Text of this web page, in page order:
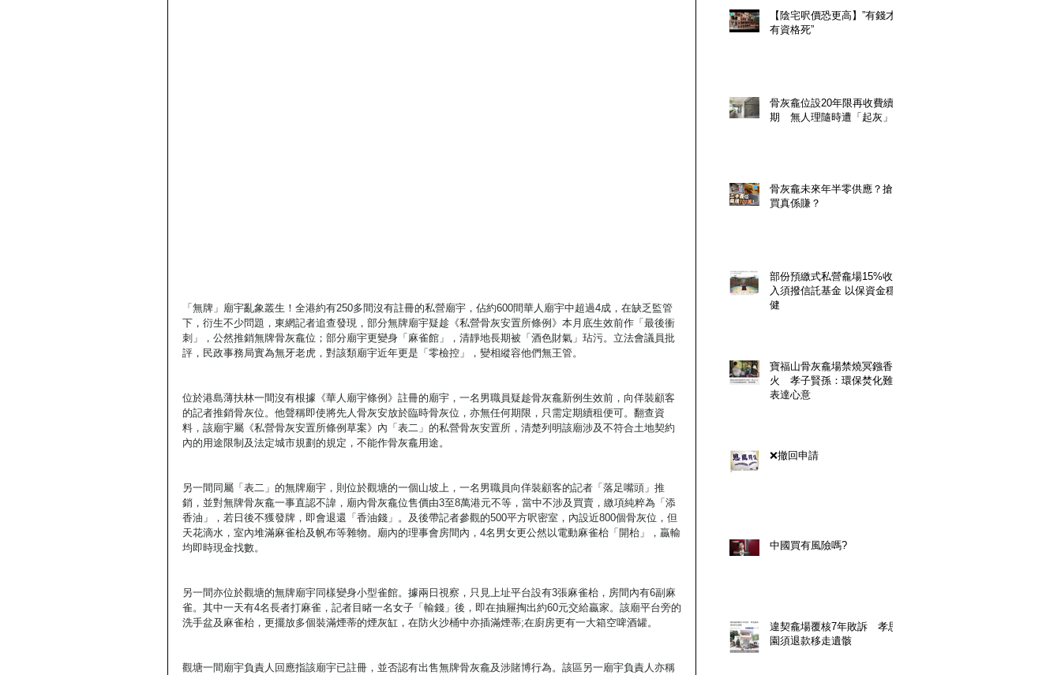
「無牌」廟宇亂象叢生！全港約有250多間沒有註冊的私營廟宇，佔約600間華人廟宇中超過4成，在缺乏監管
下，衍生不少問題，東網記者追查發現，部分無牌廟宇疑趁《私營骨灰安置所條例》本月底生效前作「最後衝
刺」，公然推銷無牌骨灰龕位；部分廟宇更變身「麻雀館」，清靜地長期被「酒色財氣」玷污。立法會議員批
評，民政事務局實為無牙老虎，對該類廟宇近年更是「零檢控」，變相縱容他們無王管。
位於港島薄扶林一間沒有根據《華人廟宇條例》註冊的廟宇，一名男職員疑趁骨灰龕新例生效前，向佯裝顧客
的記者推銷骨灰位。他聲稱即使將先人骨灰安放於臨時骨灰位，亦無任何期限，只需定期續租便可。翻查資
料，該廟宇屬《私營骨灰安置所條例草案》內「表二」的私營骨灰安置所，清楚列明該廟涉及不符合土地契約
內的用途限制及法定城市規劃的規定，不能作骨灰龕用途。
另一間同屬「表二」的無牌廟宇，則位於觀塘的一個山坡上，一名男職員向佯裝顧客的記者「落足嘴頭」推
銷，並對無牌骨灰龕一事直認不諱，廟內骨灰龕位售價由3至8萬港元不等，當中不涉及買賣，繳項純粹為「添
香油」，若日後不獲發牌，即會退還「香油錢」。及後帶記者參觀的500平方呎密室，內設近800個骨灰位，但
天花滴水，室內堆滿麻雀枱及帆布等雜物。廟內的理事會房間內，4名男女更公然以電動麻雀枱「開枱」，贏輸
均即時現金找數。
另一間亦位於觀塘的無牌廟宇同樣變身小型雀館。據兩日視察，只見上址平台設有3張麻雀枱，房間內有6副麻
雀。其中一天有4名長者打麻雀，記者目睹一名女子「輸錢」後，即在抽屜掏出約60元交給贏家。該廟平台旁的
洗手盆及麻雀枱，更擺放多個裝滿煙蒂的煙灰缸，在防火沙桶中亦插滿煙蒂;在廚房更有一大箱空啤酒罐。
觀塘一間廟宇負責人回應指該廟宇已註冊，並否認有出售無牌骨灰龕及涉賭博行為。該區另一廟宇負責人亦稱
【陰宅呎價恐更高】”有錢才
有資格死”
骨灰龕位設20年限再收費續
期 無人理隨時遭「起灰」
骨灰龕未來年半零供應？搶
買真係賺？
部份預繳式私營龕場15%收
入須撥信託基金 以保資金穩
健
寶福山骨灰龕場禁燒冥鏹香
火 孝子賢孫：環保焚化難
表達心意
❌撤回申請
中國買有風險嗎?
違契龕場覆核7年敗訴 孝思
園須退款移走遺骸